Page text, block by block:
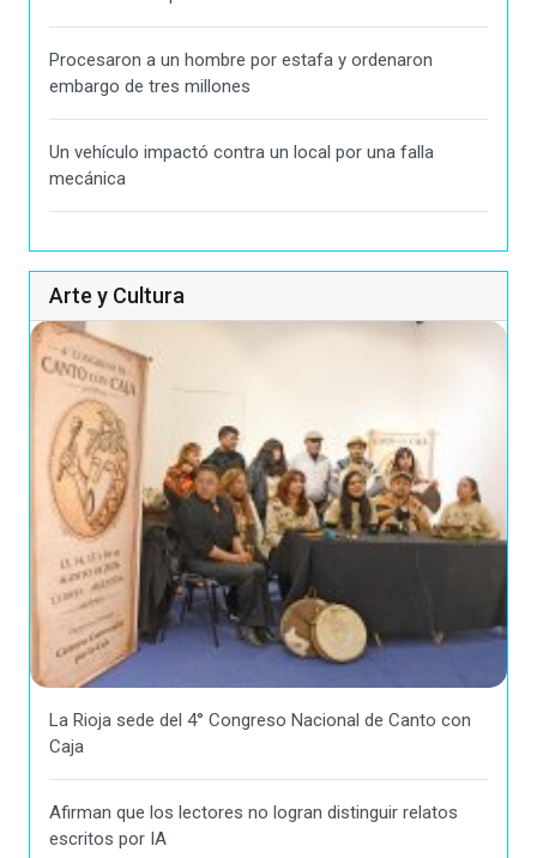
Procesaron a un hombre por estafa y ordenaron
embargo de tres millones
Un vehículo impactó contra un local por una falla
mecánica
Arte y Cultura
La Rioja sede del 4° Congreso Nacional de Canto con
Caja
Afirman que los lectores no logran distinguir relatos
escritos por IA